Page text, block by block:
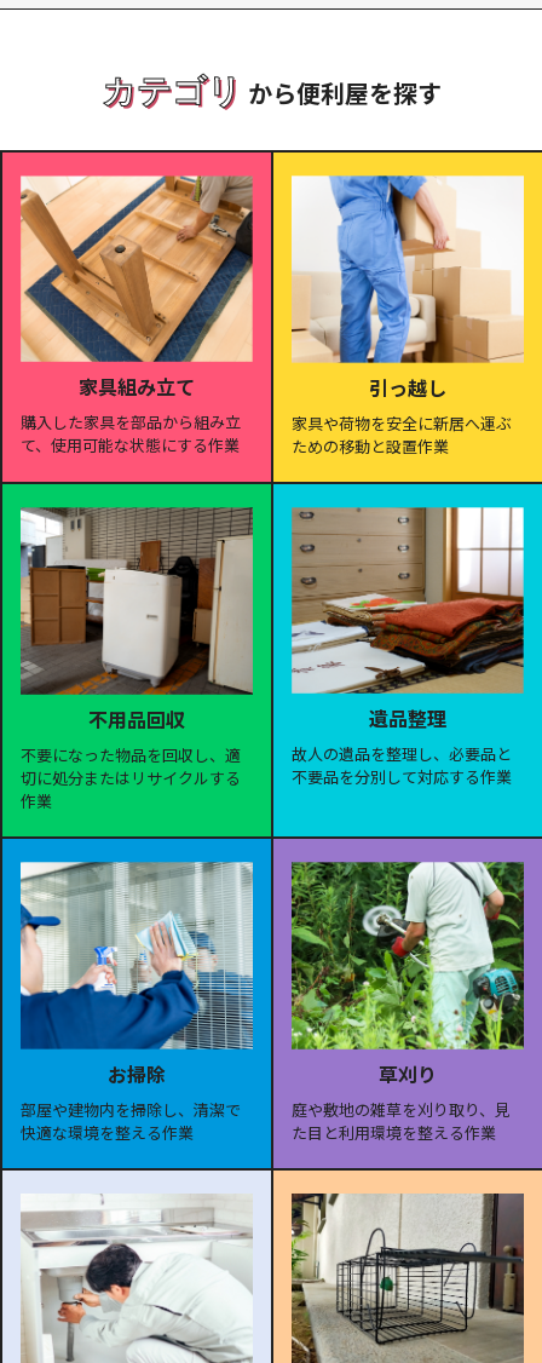
カテゴリ から便利屋を探す
家具組み立て
購入した家具を部品から組み立
て、使用可能な状態にする作業
引っ越し
家具や荷物を安全に新居へ運ぶ
ための移動と設置作業
不用品回収
不要になった物品を回収し、適
切に処分またはリサイクルする
作業
遺品整理
故人の遺品を整理し、必要品と
不要品を分別して対応する作業
お掃除
部屋や建物内を掃除し、清潔で
快適な環境を整える作業
草刈り
庭や敷地の雑草を刈り取り、見
た目と利用環境を整える作業